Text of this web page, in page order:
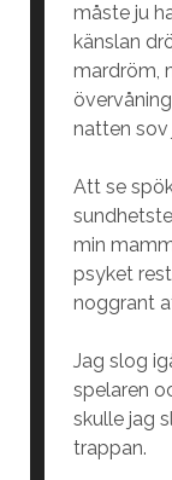
måste ju
känslan
mardröm,
natten sov
Att se
min
psyket
noggrant
Jag slog
spelaren
skulle jag
trappan.